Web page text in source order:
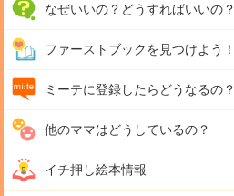
なぜいいの？どうすればいいの？
ファーストブックを見つけよう！
ミーテに登録したらどうなるの？
他のママはどうしているの？
イチ押し絵本情報